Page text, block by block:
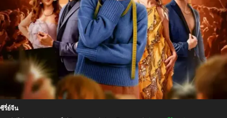
ซีรี่ย์จีน